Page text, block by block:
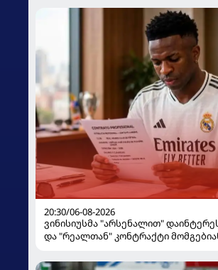
20:30/06-08-2026
ვინისიუსმა "არსენალით"
და "რეალთან" კონტრაქტი